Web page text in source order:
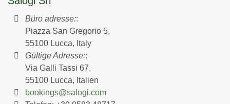
Büro adresse::
Piazza San Gregorio 5,
55100 Lucca, Italy
Gültige Adresse::
Via Galli Tassi 67,
55100 Lucca, Italien
bookings@salogi.com